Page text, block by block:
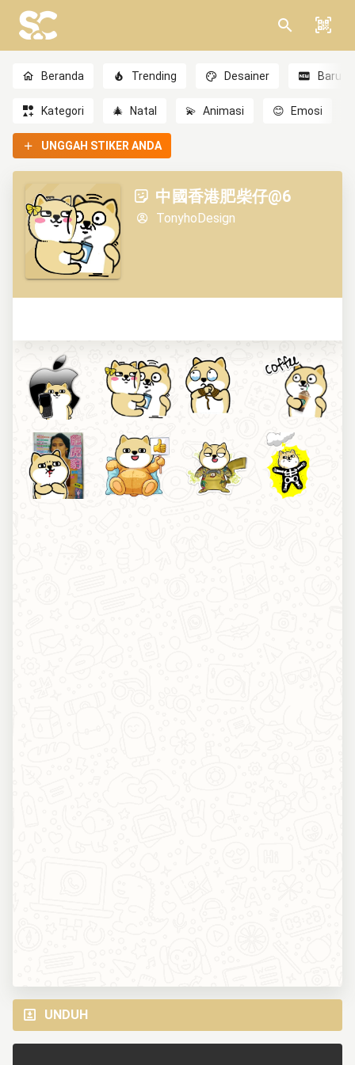
Beranda Trending Desainer Baru
Kategori 🎄 Natal 💫 Animasi 😊 Emosi
UNGGAH STIKER ANDA
中國香港肥柴仔@6
TonyhoDesign
UNDUH